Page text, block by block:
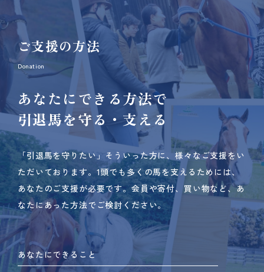
ご支援の方法
Donation
あなたにできる方法で
引退馬を守る・支える
「引退馬を守りたい」そういった方に、様々なご支援をい
ただいております。 1頭でも多くの馬を支えるためには、
あなたのご支援が必要です。 会員や寄付、買い物など、あ
なたにあった方法でご検討ください。
あなたにできること